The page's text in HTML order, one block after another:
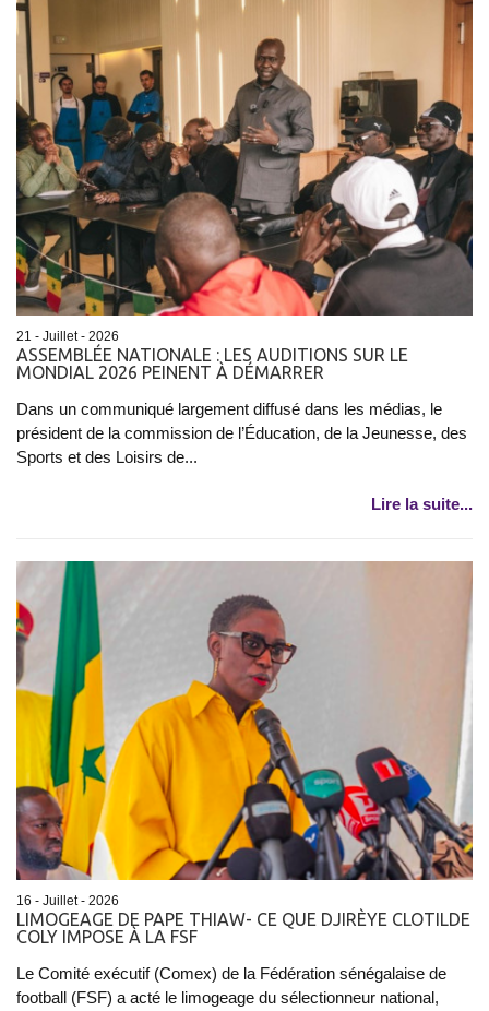
21 - Juillet - 2026
ASSEMBLÉE NATIONALE : LES AUDITIONS SUR LE
MONDIAL 2026 PEINENT À DÉMARRER
Dans un communiqué largement diffusé dans les médias, le
président de la commission de l’Éducation, de la Jeunesse, des
Sports et des Loisirs de...
Lire la suite...
16 - Juillet - 2026
LIMOGEAGE DE PAPE THIAW- CE QUE DJIRÈYE CLOTILDE
COLY IMPOSE À LA FSF
Le Comité exécutif (Comex) de la Fédération sénégalaise de
football (FSF) a acté le limogeage du sélectionneur national,